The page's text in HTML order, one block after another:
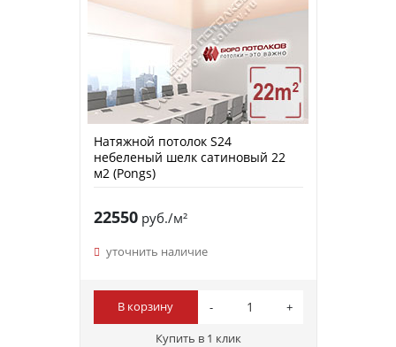
Натяжной потолок S24
небеленый шелк сатиновый 22
м2 (Pongs)
22550руб./м²
уточнить наличие
В корзину
Купить в 1 клик